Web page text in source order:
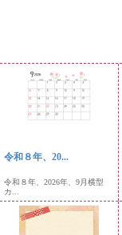
令和８年、20...
令和８年、2026年、9月横型
カ...